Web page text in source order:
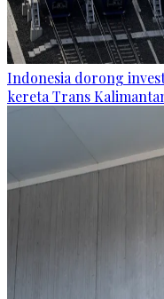
Indonesia dorong
kereta Trans